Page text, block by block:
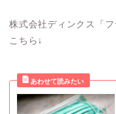
株式会社ディンクス「
こちら↓